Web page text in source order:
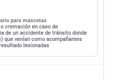
para mascotas
cremación en caso de
de un accidente de tránsito donde
que venían como acompañantes
lesionadas